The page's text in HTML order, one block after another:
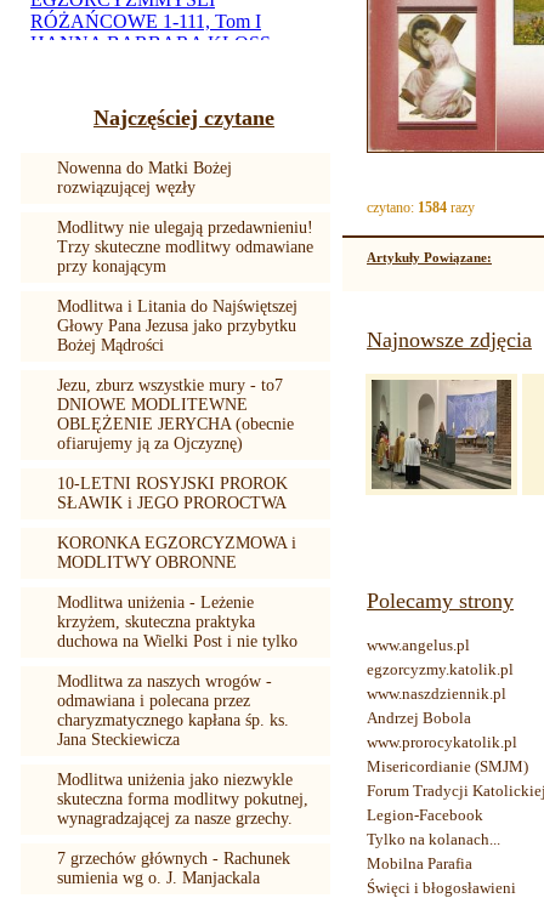
Najczęściej czytane
Nowenna do Matki Bożej
rozwiązującej węzły
Modlitwy nie ulegają przedawnieniu!
Trzy skuteczne modlitwy odmawiane
przy konającym
Modlitwa i Litania do Najświętszej
Głowy Pana Jezusa jako przybytku
Bożej Mądrości
Jezu, zburz wszystkie mury - to7
DNIOWE MODLITEWNE
OBLĘŻENIE JERYCHA (obecnie
ofiarujemy ją za Ojczyznę)
10-LETNI ROSYJSKI PROROK
SŁAWIK i JEGO PROROCTWA
KORONKA EGZORCYZMOWA i
MODLITWY OBRONNE
Modlitwa uniżenia - Leżenie
krzyżem, skuteczna praktyka
duchowa na Wielki Post i nie tylko
Modlitwa za naszych wrogów -
odmawiana i polecana przez
charyzmatycznego kapłana śp. ks.
Jana Steckiewicza
Modlitwa uniżenia jako niezwykle
skuteczna forma modlitwy pokutnej,
wynagradzającej za nasze grzechy.
7 grzechów głównych - Rachunek
sumienia wg o. J. Manjackala
czytano: 1584 razy
Artykuły Powiązane:
Najnowsze zdjęcia
Polecamy strony
www.angelus.pl
egzorcyzmy.katolik.pl
www.naszdziennik.pl
Andrzej Bobola
www.prorocykatolik.pl
Misericordianie (SMJM)
Forum Tradycji
Legion-Facebook
Tylko na kolanach...
Mobilna Parafia
Święci i błogosławieni